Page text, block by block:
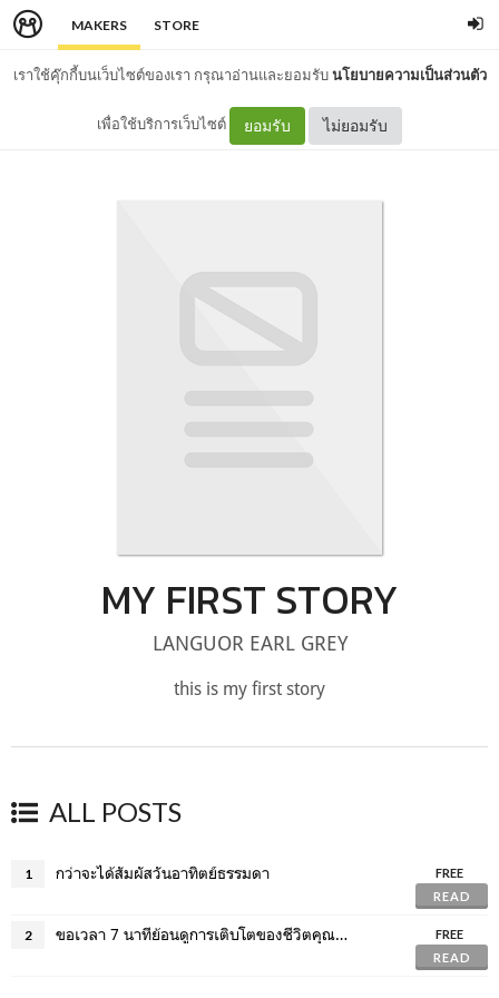
MAKERS STORE
เราใช้คุ๊กกี้บนเว็บไซต์ของเรา กรุณาอ่านและยอมรับนโยบายความเป็นส่วนตัว
เพื่อใช้บริการเว็บไซต์ ยอมรับ ไม่ยอมรับ
MY FIRST STORY
LANGUOR EARL GREY
this is my first story
ALL POSTS
1 กว่าจะได้สัมผัสวันอาทิตย์ธรรมดา
FREE
READ
2 ขอเวลา 7 นาทีย้อนดูการเติบโตของชีวิตคุณกัน
FREE
READ